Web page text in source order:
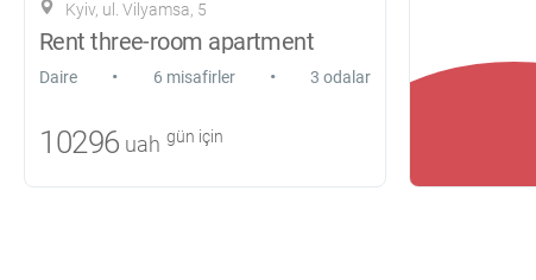
Kyiv, ul. Vilyamsa, 5
Rent three-room apartment
Daire • 6 misafirler • 3 odalar
10296 uah gün için